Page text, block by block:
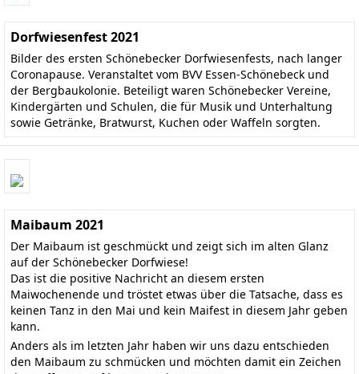
Dorfwiesenfest 2021
Bilder des ersten Schönebecker Dorfwiesenfests, nach langer
Coronapause. Veranstaltet vom BVV Essen-Schönebeck und
der Bergbaukolonie. Beteiligt waren Schönebecker Vereine,
Kindergärten und Schulen, die für Musik und Unterhaltung
sowie Getränke, Bratwurst, Kuchen oder Waffeln sorgten.
Maibaum 2021
Der Maibaum ist geschmückt und zeigt sich im alten Glanz
auf der Schönebecker Dorfwiese!
Das ist die positive Nachricht an diesem ersten
Maiwochenende und tröstet etwas über die Tatsache, dass es
keinen Tanz in den Mai und kein Maifest in diesem Jahr geben
kann.
Anders als im letzten Jahr haben wir uns dazu entschieden
den Maibaum zu schmücken und möchten damit ein Zeichen